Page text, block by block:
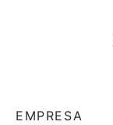
EMPRESA